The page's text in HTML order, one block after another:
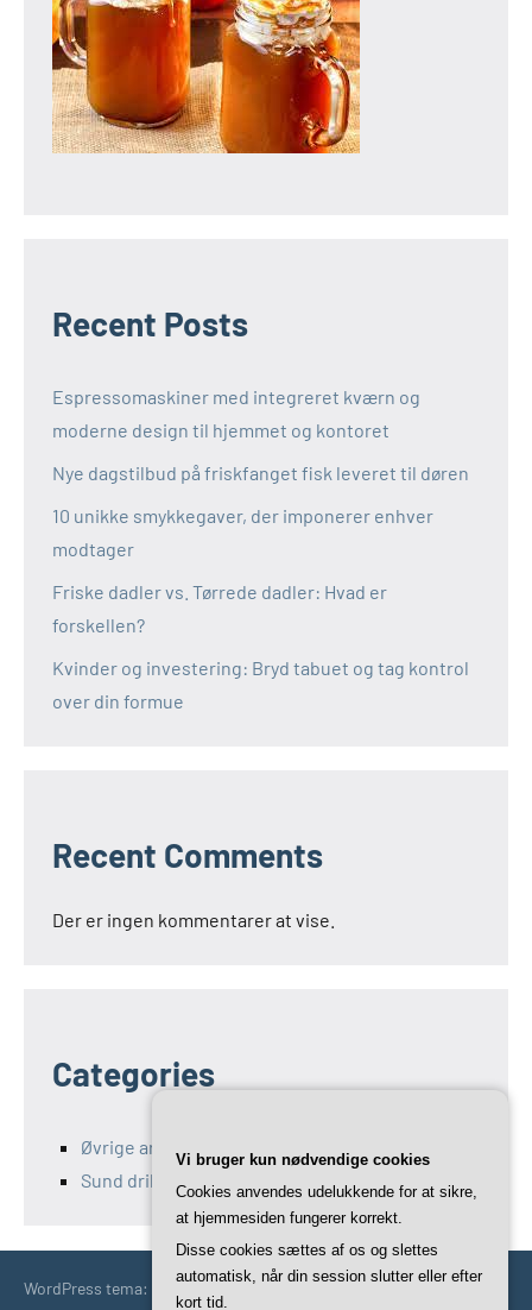
Recent Posts
Espressomaskiner med integreret kværn og
moderne design til hjemmet og kontoret
Nye dagstilbud på friskfanget fisk leveret til døren
10 unikke smykkegaver, der imponerer enhver
modtager
Friske dadler vs. Tørrede dadler: Hvad er
forskellen?
Kvinder og investering: Bryd tabuet og tag kontrol
over din formue
Recent Comments
Der er ingen kommentarer at vise.
Categories
Øvrige artikler fra Kefir opskrifter
Sund drikke
WordPress tema: Occasio by ThemeZee.
Vi bruger kun nødvendige cookies
Cookies anvendes udelukkende for at sikre,
at hjemmesiden fungerer korrekt.
Disse cookies sættes af os og slettes
automatisk, når din session slutter eller efter
kort tid.